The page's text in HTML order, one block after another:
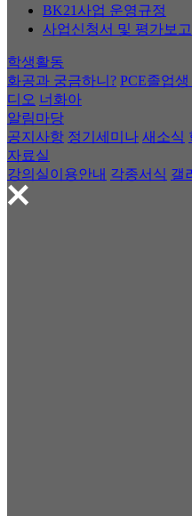
BK21사업 운영규정
사업신청서 및 평가보
학생활동
화공과 궁금하니? PCE졸업
디오 너화아
알림마당
공지사항 정기세미나 새소식
자료실
강의실이용안내 각종서식 갤